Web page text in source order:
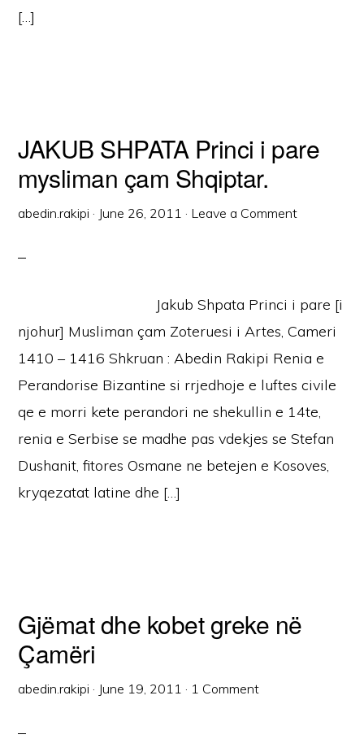
[…]
JAKUB SHPATA Princi i pare
mysliman çam Shqiptar.
abedin.rakipi · June 26, 2011 · Leave a Comment
Jakub Shpata Princi i pare [i
njohur] Musliman çam Zoteruesi i Artes, Cameri
1410 – 1416 Shkruan : Abedin Rakipi Renia e
Perandorise Bizantine si rrjedhoje e luftes civile
qe e morri kete perandori ne shekullin e 14te,
renia e Serbise se madhe pas vdekjes se Stefan
Dushanit, fitores Osmane ne betejen e Kosoves,
kryqezatat latine dhe […]
Gjëmat dhe kobet greke në
Çamëri
abedin.rakipi · June 19, 2011 · 1 Comment